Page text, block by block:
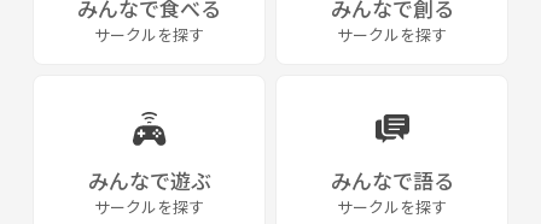
みんなで食べる
サークルを探す
みんなで創る
サークルを探す
みんなで遊ぶ
サークルを探す
みんなで語る
サークルを探す